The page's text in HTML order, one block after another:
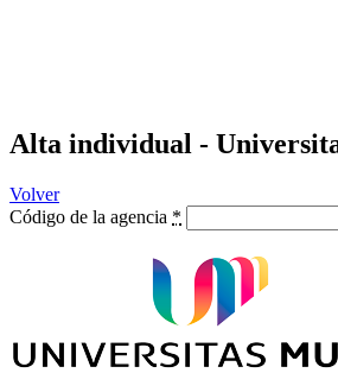
Alta individual -
Volver
Código de la agencia *